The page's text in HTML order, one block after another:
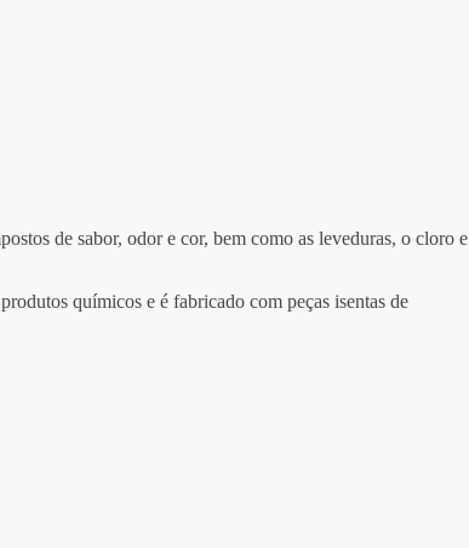
de sabor, odor e cor, bem como as leveduras, o cloro e
químicos e é fabricado com peças isentas de